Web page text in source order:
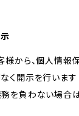
様から、個人情
く開示を行いま
を負わない場合は